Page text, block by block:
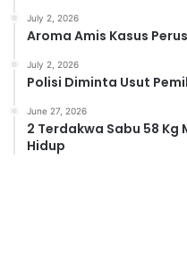
July 2, 2026
Aroma Amis Kasus
July 2, 2026
Polisi Diminta Usut
June 27, 2026
2 Terdakwa Sabu 58
Hidup